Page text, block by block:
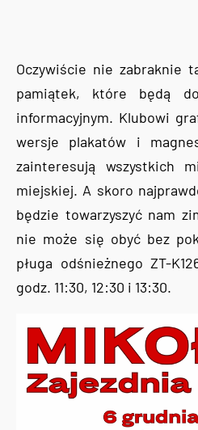
Oczywiście nie zabraknie
pamiątek, które będą
informacyjnym. Klubowi
wersje plakatów i
zainteresują wszystkich
miejskiej. A skoro
będzie towarzyszyć nam
nie może się obyć bez
pługa odśnieżnego ZT-
godz. 11:30, 12:30 i 13:30.